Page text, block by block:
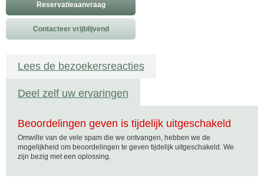
Reservatieaanvraag
Contacteer vrijblijvend
Lees de bezoekersreacties
Deel zelf uw ervaringen
Beoordelingen geven is tijdelijk uitgeschakeld
Omwille van de vele spam die we ontvangen, hebben we de
mogelijkheid om beoordelingen te geven tijdelijk uitgeschakeld. We
zijn bezig met een oplossing.